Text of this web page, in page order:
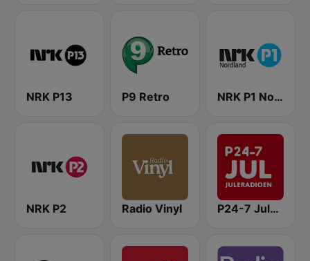
NRK P13 P9 Retro NRK P1 Nordland
NRK P2 Radio Vinyl P24-7 Juleradioen